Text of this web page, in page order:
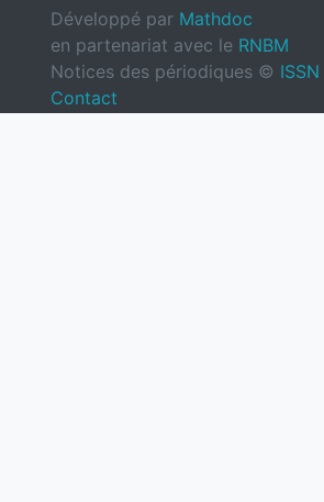
Développé par Mathdoc
en partenariat avec le RNBM
Notices des périodiques © ISSN
Contact